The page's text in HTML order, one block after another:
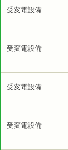
受変電設備
受変電設備
受変電設備
受変電設備